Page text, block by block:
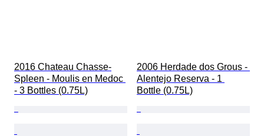
2016 Chateau Chasse-
Spleen - Moulis en Medoc
- 3 Bottles (0.75L)
2006 Herdade dos Grous -
Alentejo Reserva - 1
Bottle (0.75L)